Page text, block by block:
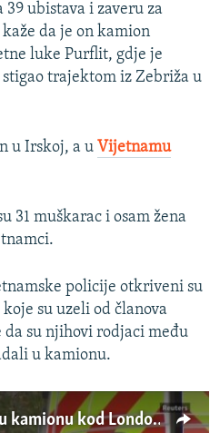
ubistava i zaveru za
da je on kamion
luke Purflit, gdje je
trajektom iz Zebriža u
u Irskoj, a u Vijetnamu
31 muškarac i osam žena
policije otkriveni su
su uzeli od članova
su njihovi rodjaci među
u kamionu.
Tela 39 osoba nađena u kamionu kod Londona